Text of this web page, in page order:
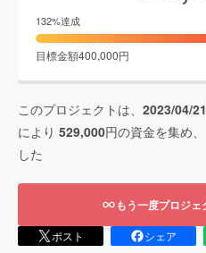
132%達成
目標金額400,000円
このプロジェクトは、 2023/04/21
により 529,000円の資金を集め、
した
もう一度プロジ
ポスト シェア